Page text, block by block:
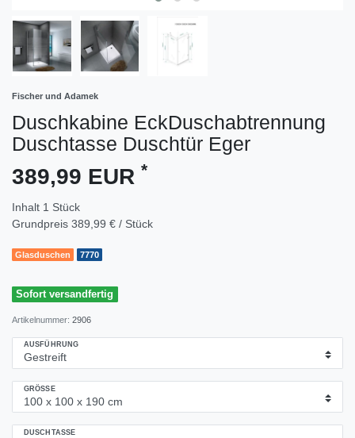
Fischer und Adamek
Duschkabine EckDuschabtrennung
Duschtasse Duschtür Eger
389,99 EUR *
Inhalt 1 Stück
Grundpreis 389,99 € / Stück
Glasduschen 7770
Sofort versandfertig
Artikelnummer: 2906
AUSFÜHRUNG
GRÖSSE
DUSCHTASSE